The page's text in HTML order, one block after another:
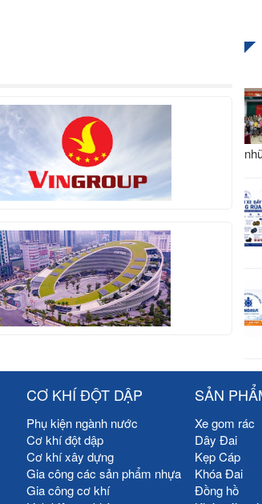
CƠ KHÍ ĐỘT DẬP
Phụ kiện ngành nước
Cơ khí đột dập
Cơ khí xây dựng
Gia công các sản phẩm nhựa
Gia công cơ khí
SẢN
Xe gom rác
Dây Đai
Kẹp Cáp
Khóa Đai
Đồng hồ